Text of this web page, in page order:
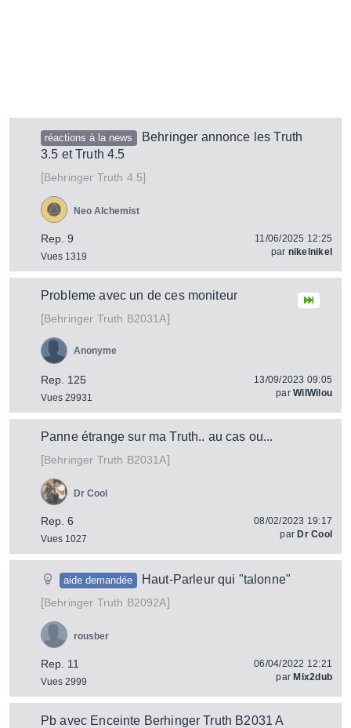
réactions à la news
Behringer annonce les Truth
3.5 et Truth 4.5
[Behringer Truth 4.5]
Rep. 9
Vues 1319
Neo Alchemist
11/06/2025 12:25
par nikelnikel
Probleme avec un de ces moniteur
[Behringer Truth B2031A]
Rep. 125
Vues 29931
Anonyme
13/09/2023 09:05
parWilWilou
Panne étrange sur ma Truth.. au cas ou...
[Behringer Truth B2031A]
Rep. 6
Vues 1027
Dr Cool
08/02/2023 19:17
par Dr Cool
aide demandée
Haut-Parleur qui "talonne"
[Behringer Truth B2092A]
Rep. 11
Vues 2999
rousber
06/04/2022 12:21
par Mix2dub
Pb avec Enceinte Berhinger Truth B2031 A